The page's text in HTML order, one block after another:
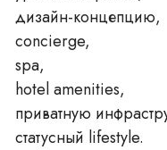
дизайн-концепцию,
concierge,
spa,
hotel amenities,
приватную
статусный lifestyle.